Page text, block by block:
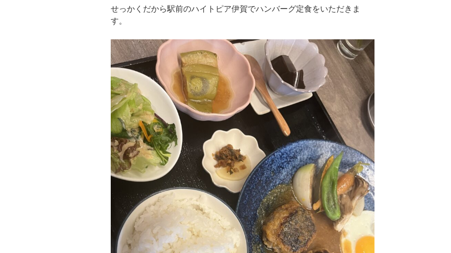
せっかくだから駅前のハイトピア伊賀でハンバーグ定食をいただきま
す。